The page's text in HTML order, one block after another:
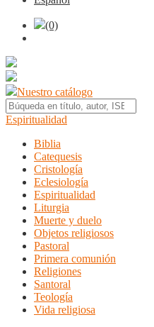
(0)
Nuestro catálogo
Espiritualidad
Biblia
Catequesis
Cristología
Eclesiología
Espiritualidad
Liturgia
Muerte y duelo
Objetos religiosos
Pastoral
Primera comunión
Religiones
Santoral
Teología
Vida religiosa